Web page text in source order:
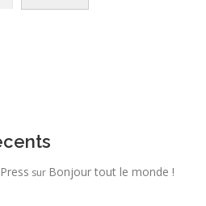
sur Bonjour tout le monde !